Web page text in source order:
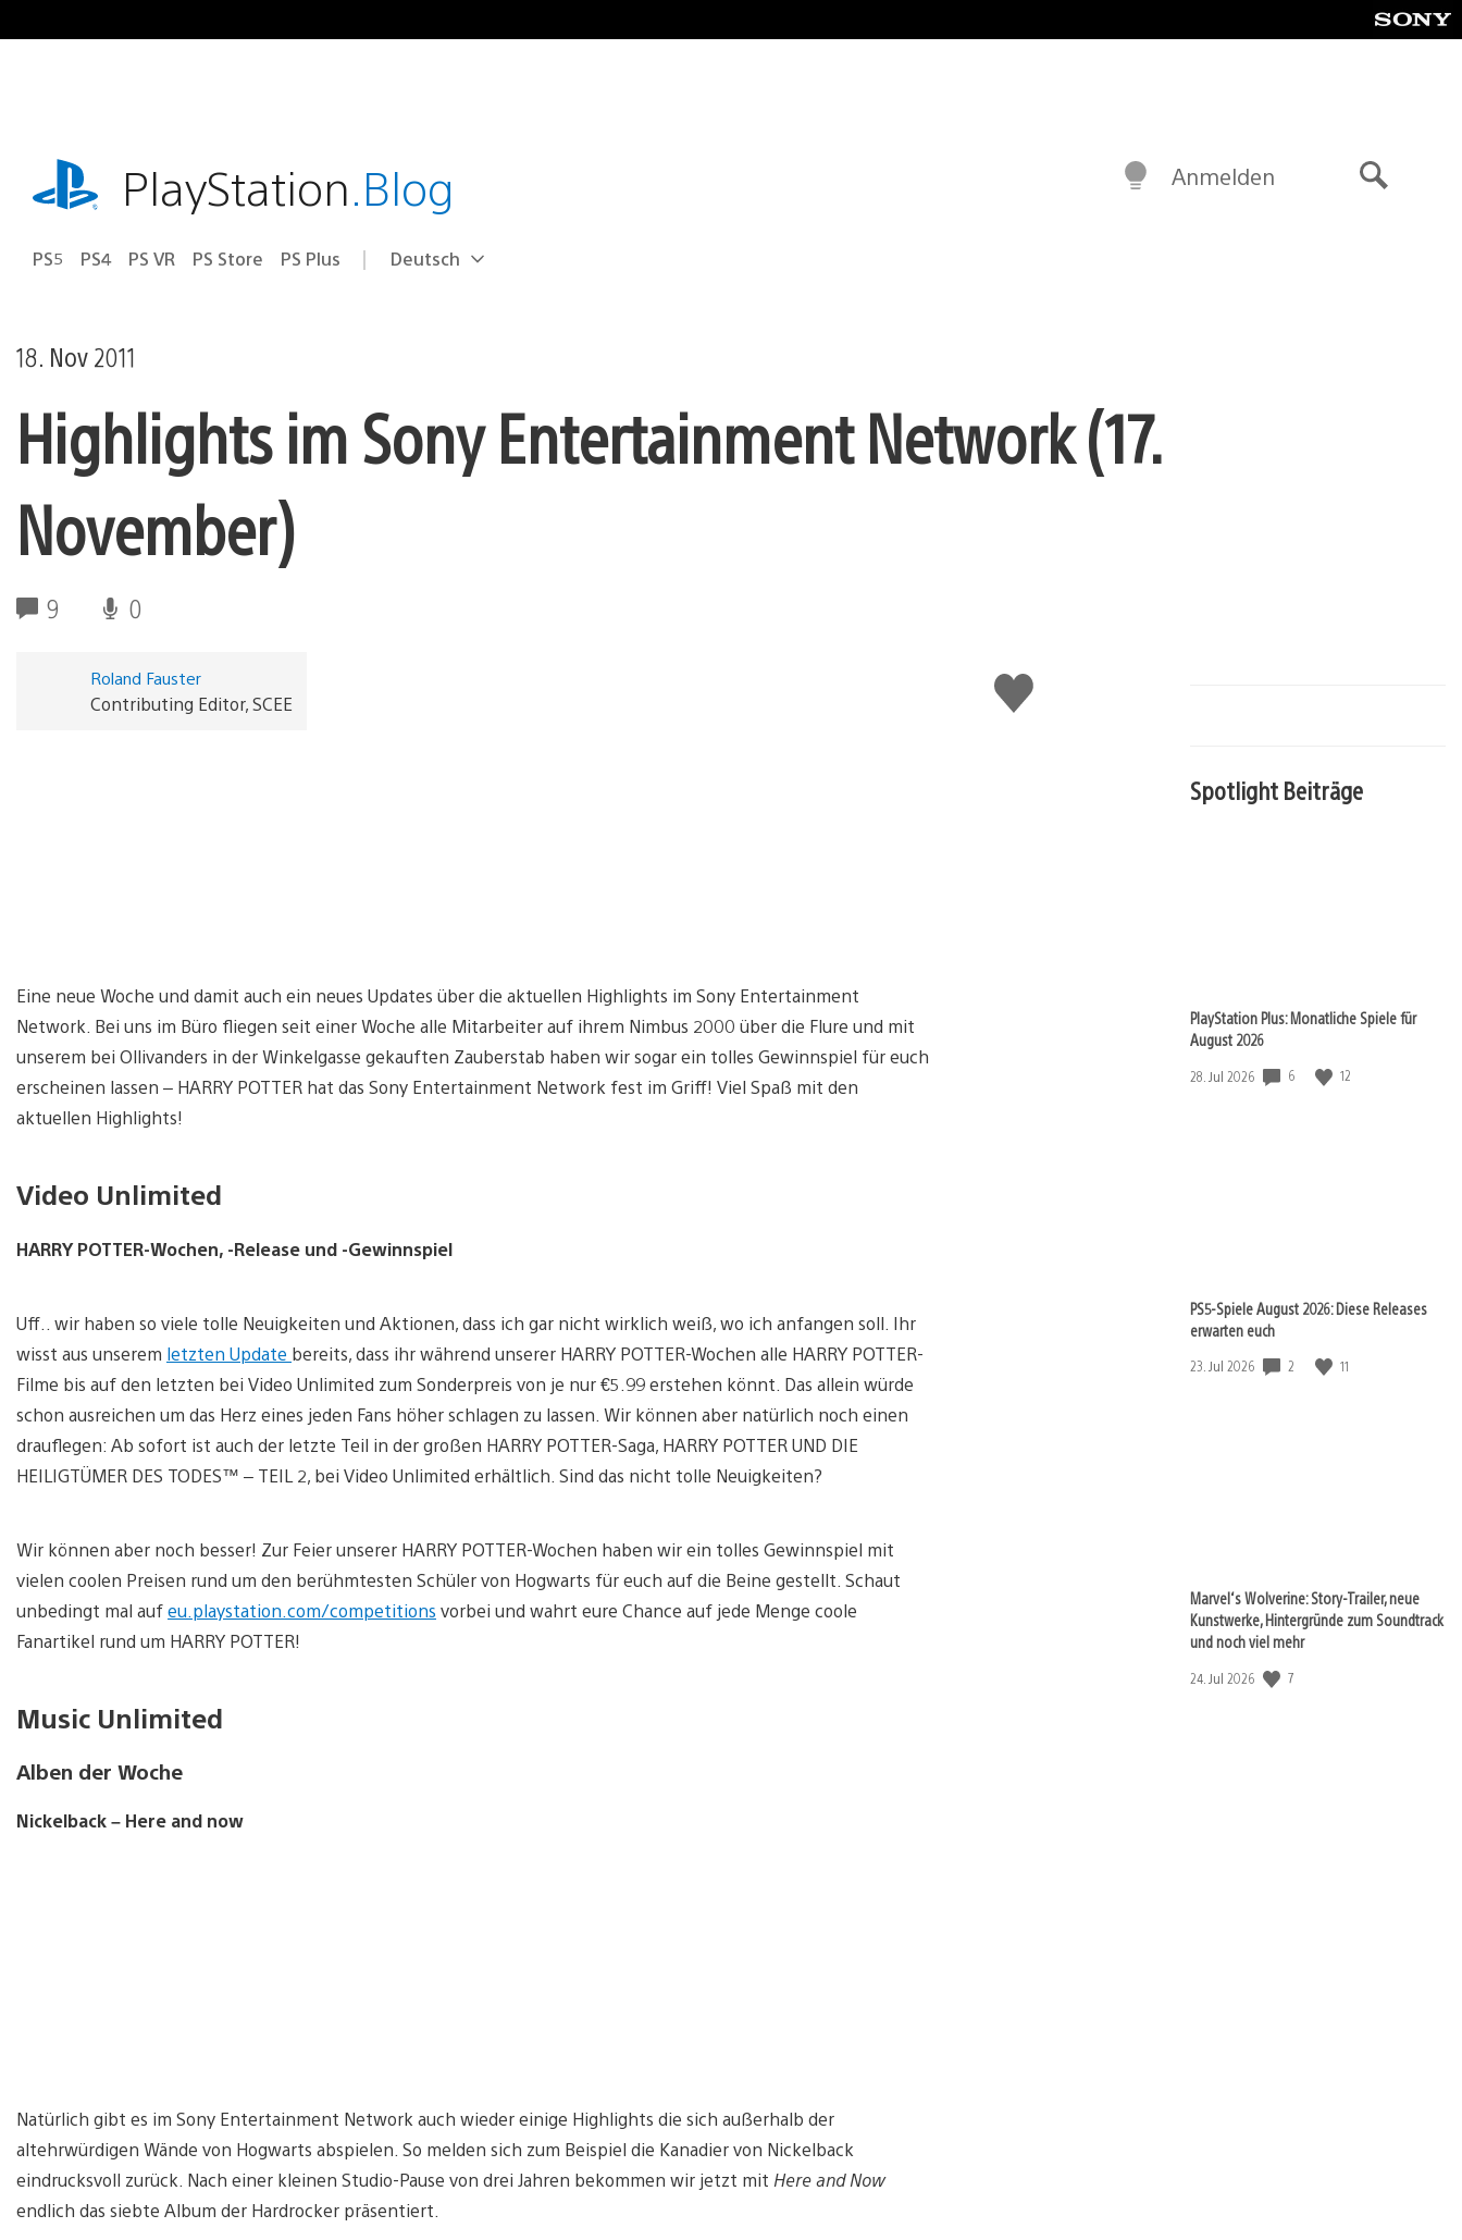
Inhalt
playstation.comPlayStation.Blog
PS5 PS4 PS VR PS Store PS Plus Select
Aktuelle
Deutsch
Anmelden
18. Nov 2011
Highlights im Sony Entertainment Network (17.
November)
9 0
Gefällt
mir
Roland Fauster
Contributing Editor, SCEE
Eine neue Woche und damit auch ein neues Updates über die aktuellen Highlights im Sony Entertainment
Network. Bei uns im Büro fliegen seit einer Woche alle Mitarbeiter auf ihrem Nimbus 2000 über die Flure und mit
unserem bei Ollivanders in der Winkelgasse gekauften Zauberstab haben wir sogar ein tolles Gewinnspiel für euch
erscheinen lassen – HARRY POTTER hat das Sony Entertainment Network fest im Griff! Viel Spaß mit den
aktuellen Highlights!
Video Unlimited
HARRY POTTER-Wochen, -Release und -Gewinnspiel
Uff.. wir haben so viele tolle Neuigkeiten und Aktionen, dass ich gar nicht wirklich weiß, wo ich anfangen soll. Ihr
wisst aus unserem letzten Update bereits, dass ihr während unserer HARRY POTTER-Wochen alle HARRY POTTER-
Filme bis auf den letzten bei Video Unlimited zum Sonderpreis von je nur €5.99 erstehen könnt. Das allein würde
schon ausreichen um das Herz eines jeden Fans höher schlagen zu lassen. Wir können aber natürlich noch einen
drauflegen: Ab sofort ist auch der letzte Teil in der großen HARRY POTTER-Saga, HARRY POTTER UND DIE
HEILIGTÜMER DES TODES™ – TEIL 2, bei Video Unlimited erhältlich. Sind das nicht tolle Neuigkeiten?
Wir können aber noch besser! Zur Feier unserer HARRY POTTER-Wochen haben wir ein tolles Gewinnspiel mit
vielen coolen Preisen rund um den berühmtesten Schüler von Hogwarts für euch auf die Beine gestellt. Schaut
unbedingt mal aufeu.playstation.com/competitions vorbei und wahrt eure Chance auf jede Menge coole
Fanartikel rund um HARRY POTTER!
Music Unlimited
Alben der Woche
Nickelback – Here and now
Natürlich gibt es im Sony Entertainment Network auch wieder einige Highlights die sich außerhalb der
altehrwürdigen Wände von Hogwarts abspielen. So melden sich zum Beispiel die Kanadier von Nickelback
eindrucksvoll zurück. Nach einer kleinen Studio-Pause von drei Jahren bekommen wir jetzt mit Here and Now
endlich das siebte Album der Hardrocker präsentiert.
Spotlight Beiträge
PlayStation Plus: Monatliche Spiele für
August 2026
Veröffentlichungsdatum:
28. Jul 2026 6 12
PS5-Spiele August 2026: Diese Releases
erwarten euch
Veröffentlichungsdatum:
23. Jul 2026 2 11
Marvel‘s Wolverine: Story-Trailer, neue
Kunstwerke, Hintergründe zum Soundtrack
und noch viel mehr
Veröffentlichungsdatum:
24. Jul 2026 7